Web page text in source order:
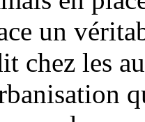
un
chez les